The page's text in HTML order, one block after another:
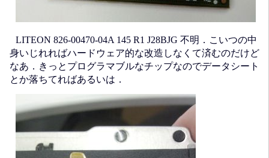
LITEON 826-00470-04A 145 R1 J28BJG 不明．こいつの中
身いじれればハードウェア的な改造しなくて済むのだけど
なあ．きっとプログラマブルなチップなのでデータシート
とか落ちてればあるいは．